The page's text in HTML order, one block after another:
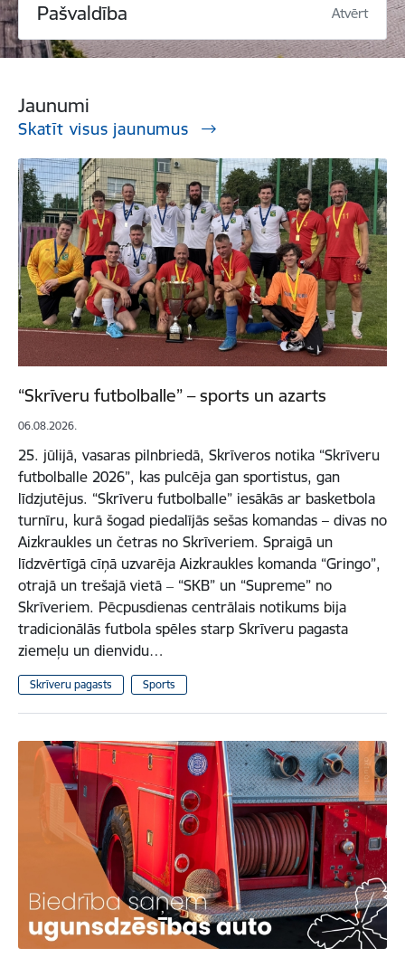
Pašvaldība Atvērt
Jaunumi
Skatīt visus jaunumus
“Skrīveru futbolballe” – sports un azarts
06.08.2026.
25. jūlijā, vasaras pilnbriedā, Skrīveros notika “Skrīveru
futbolballe 2026”, kas pulcēja gan sportistus, gan
līdzjutējus. “Skrīveru futbolballe” iesākās ar basketbola
turnīru, kurā šogad piedalījās sešas komandas – divas no
Aizkraukles un četras no Skrīveriem. Spraigā un
līdzvērtīgā cīņā uzvarēja Aizkraukles komanda “Gringo”,
otrajā un trešajā vietā ‒ “SKB” un “Supreme” no
Skrīveriem. Pēcpusdienas centrālais notikums bija
tradicionālās futbola spēles starp Skrīveru pagasta
ziemeļu un dienvidu…
Skrīveru pagasts Sports